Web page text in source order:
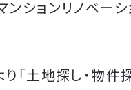
ンションリノベーシ
「土地探し・物件